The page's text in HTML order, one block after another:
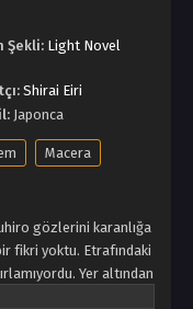
Şekli: Light Novel
Shirai Eiri
Japonca
Macera
gözlerini karanlığa
fikri yoktu. Etrafındaki
Yer altından
buldular. Hayatta